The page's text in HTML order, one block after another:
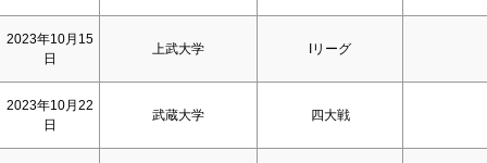
2023年10月15
日
上武大学 Iリーグ
2023年10月22
日
武蔵大学 四大戦